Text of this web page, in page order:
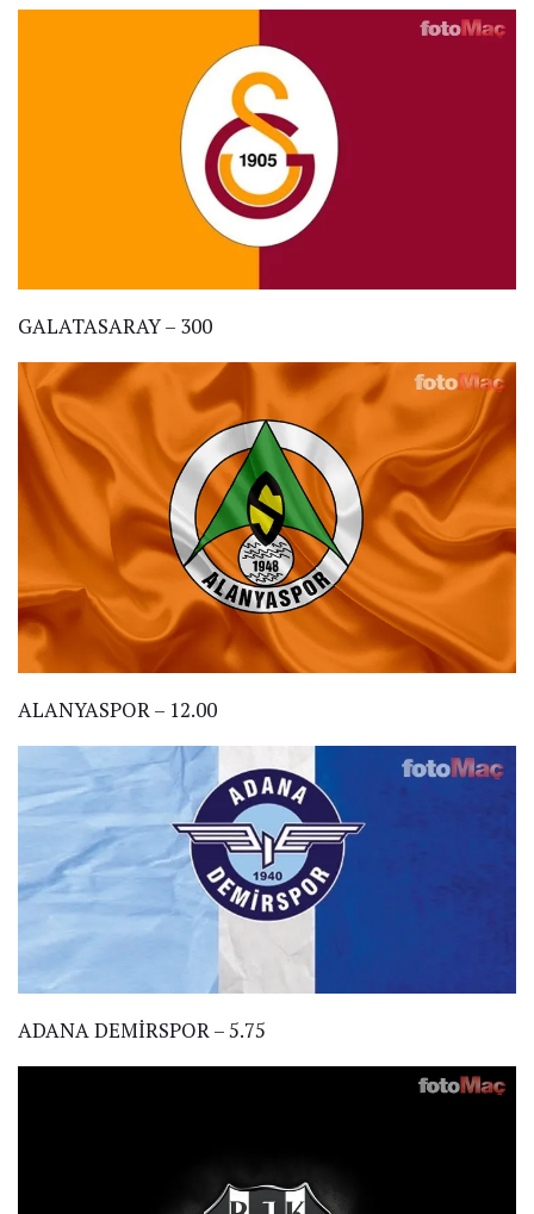
GALATASARAY – 300
ALANYASPOR – 12.00
ADANA DEMİRSPOR – 5.75